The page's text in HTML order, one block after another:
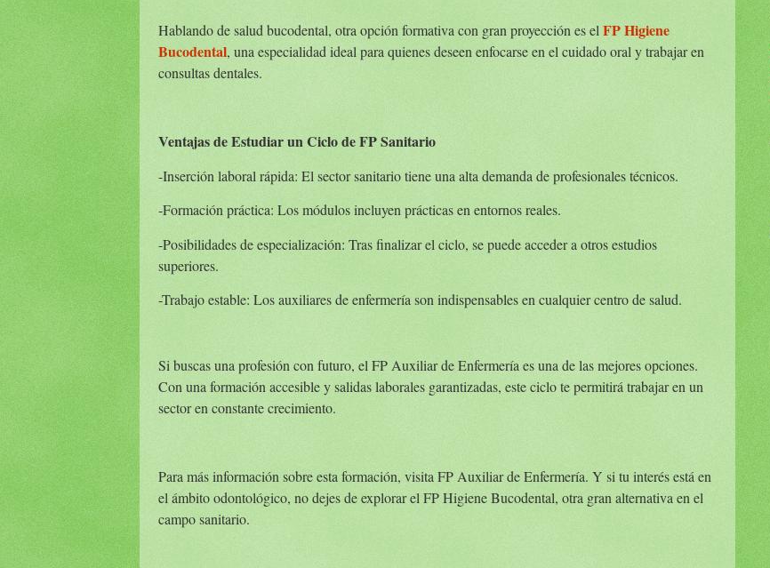
Hablando de salud bucodental, otra opción formativa con gran proyección es el FP Higiene
Bucodental, una especialidad ideal para quienes deseen enfocarse en el cuidado oral y trabajar en
consultas dentales.
Ventajas de Estudiar un Ciclo de FP Sanitario
-Inserción laboral rápida: El sector sanitario tiene una alta demanda de profesionales técnicos.
-Formación práctica: Los módulos incluyen prácticas en entornos reales.
-Posibilidades de especialización: Tras finalizar el ciclo, se puede acceder a otros estudios
superiores.
-Trabajo estable: Los auxiliares de enfermería son indispensables en cualquier centro de salud.
Si buscas una profesión con futuro, el FP Auxiliar de Enfermería es una de las mejores opciones.
Con una formación accesible y salidas laborales garantizadas, este ciclo te permitirá trabajar en un
sector en constante crecimiento.
Para más información sobre esta formación, visita FP Auxiliar de Enfermería. Y si tu interés está en
el ámbito odontológico, no dejes de explorar el FP Higiene Bucodental, otra gran alternativa en el
campo sanitario.